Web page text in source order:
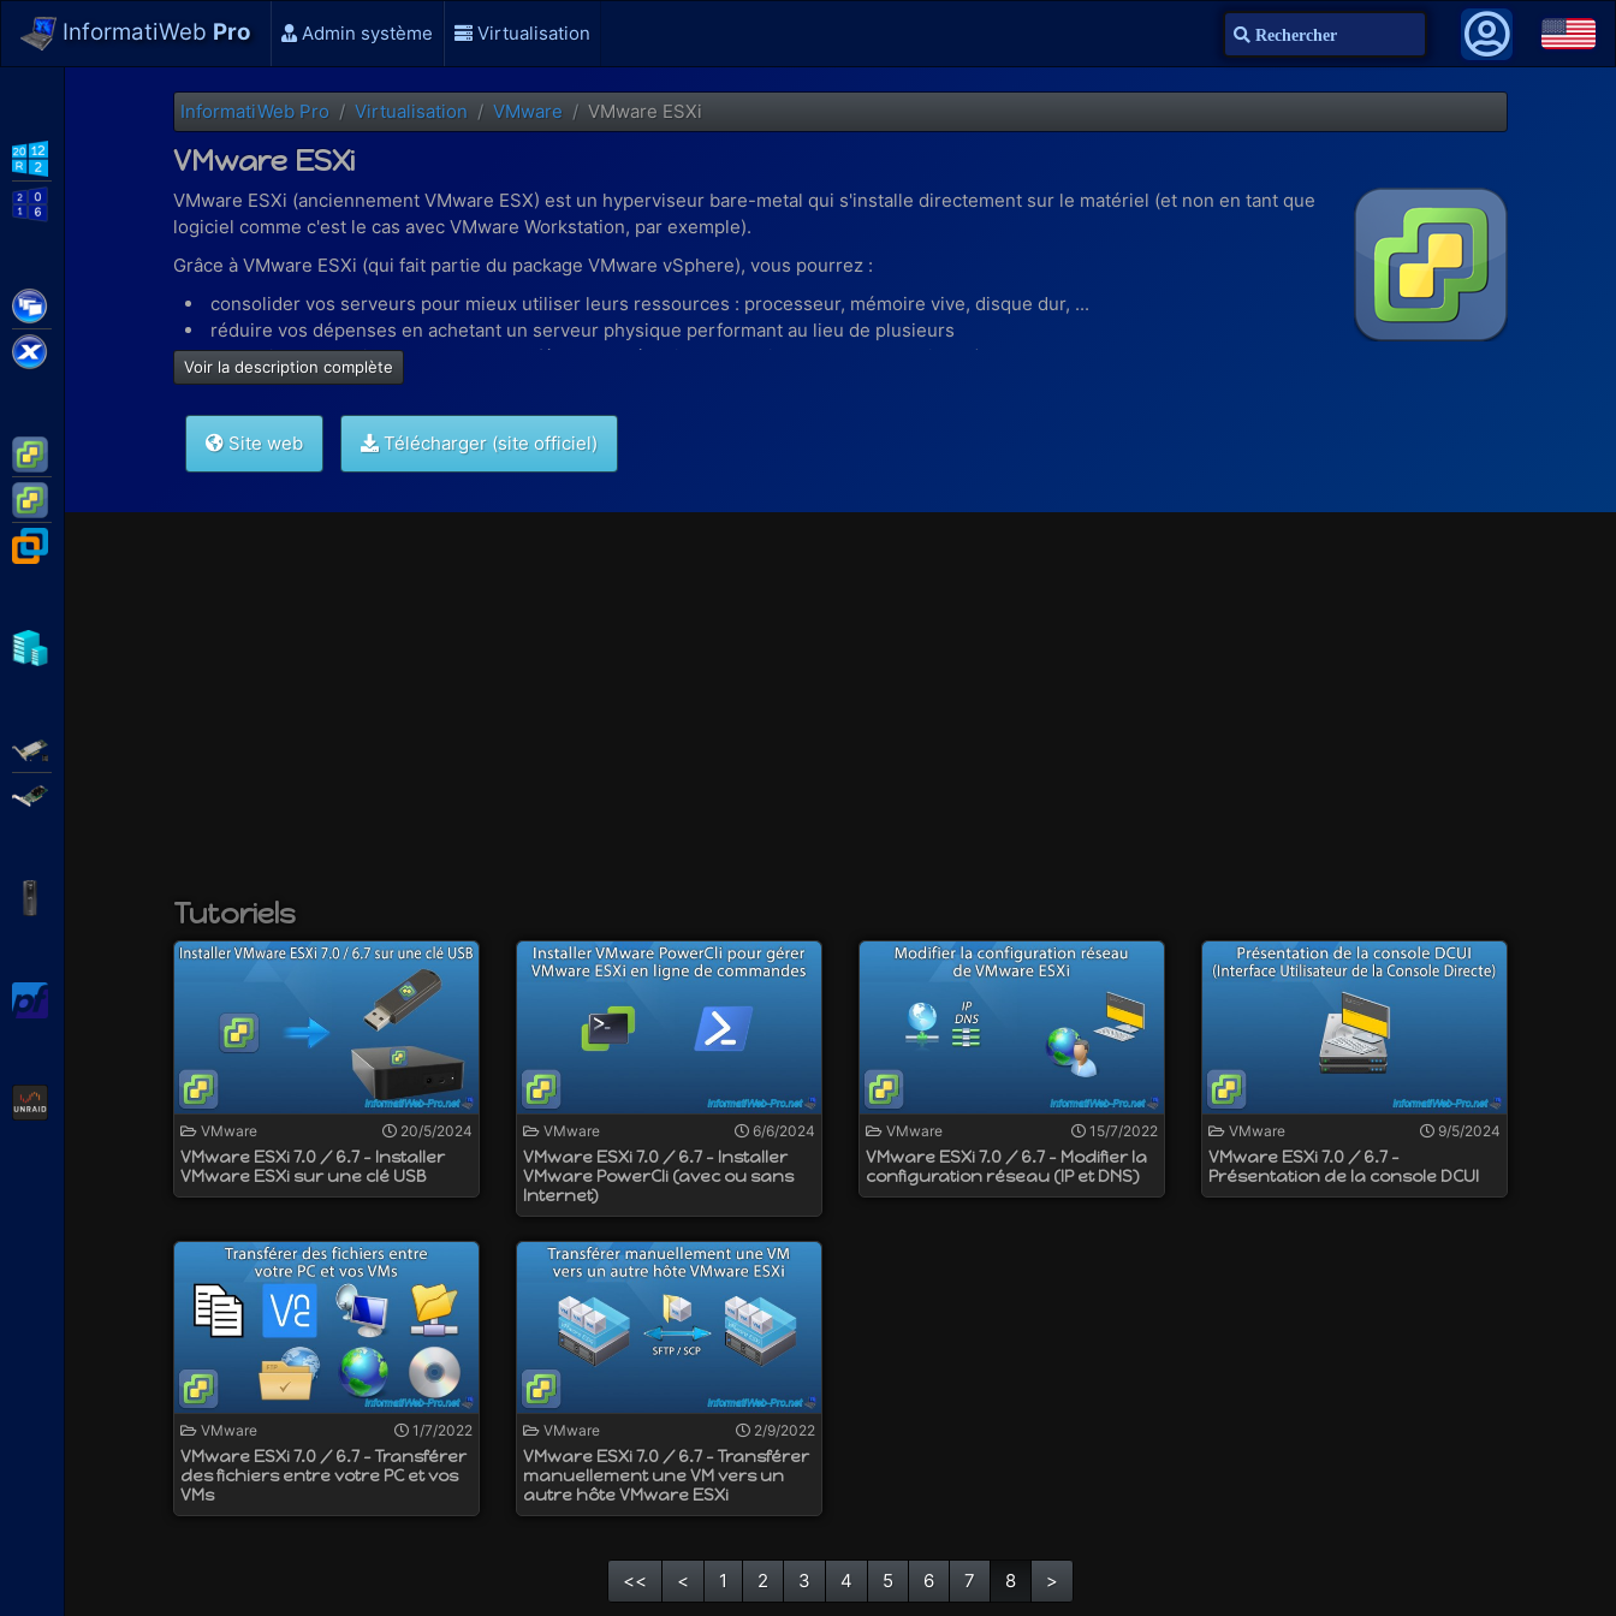
InformatiWeb Pro Admin système Virtualisation Recherche
Citrix XenApp / XenDesktop
Citrix XenServer
APC Back-UPS Pro
InformatiWeb Pro Virtualisation VMware VMware ESXi
VMware ESXi
VMware ESXi (anciennement VMware ESX) est un hyperviseur bare-metal qui s'installe directement sur le matériel (et non en tant que
logiciel comme c'est le cas avec VMware Workstation, par exemple).
Grâce à VMware ESXi (qui fait partie du package VMware vSphere), vous pourrez :
consolider vos serveurs pour mieux utiliser leurs ressources : processeur, mémoire vive, disque dur, ...
réduire vos dépenses en achetant un serveur physique performant au lieu de plusieurs
centraliser la gestion de vos serveurs (étant donné qu'ils seront virtuels et non physiques)
etc
Voir la description complète
Site web Télécharger (site officiel)
Tutoriels
VMware 20/5/2024
VMware ESXi 7.0 / 6.7 - Installer
VMware ESXi sur une clé USB
VMware 6/6/2024
VMware ESXi 7.0 / 6.7 - Installer
VMware PowerCli (avec ou sans
Internet)
VMware 15/7/2022
VMware ESXi 7.0 / 6.7 - Modifier la
configuration réseau (IP et DNS)
VMware 9/5/2024
VMware ESXi 7.0 / 6.7 -
Présentation de la console DCUI
VMware 1/7/2022
VMware ESXi 7.0 / 6.7 - Transférer
des fichiers entre votre PC et vos
VMs
VMware 2/9/2022
VMware ESXi 7.0 / 6.7 - Transférer
manuellement une VM vers un
autre hôte VMware ESXi
<< < 1 2 3 4 5 6 7 8 >